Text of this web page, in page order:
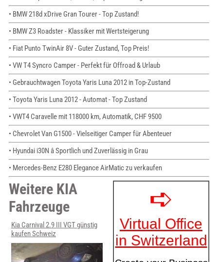
• BMW 218d xDrive Gran Tourer - Top Zustand!
• BMW Z3 Roadster - Klassiker mit Wertsteigerung
• Fiat Punto TwinAir 8V - Guter Zustand, Top Preis!
• VW T4 Syncro Camper - Perfekt für Offroad & Urlaub
• Gebrauchtwagen Toyota Yaris Luna 2012 in Top-Zustand
• Toyota Yaris Luna 2012 - Automat - Top Zustand
• VWT4 Caravelle mit 118000 km, Automatik, CHF 9500
• Chevrolet Van G1500 - Vielseitiger Camper für Abenteuer
• Hyundai i30N â Sportlich und Zuverlässig in Grau
• Mercedes-Benz E280 Elegance AirMatic zu verkaufen
Weitere KIA
Fahrzeuge
Kia Carnival 2.9 III VGT günstig
kaufen Schweiz